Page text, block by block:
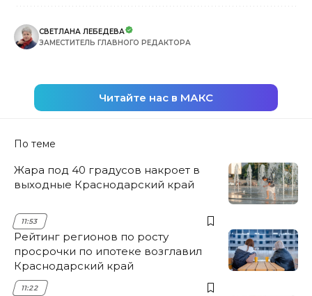
СВЕТЛАНА ЛЕБЕДЕВА
ЗАМЕСТИТЕЛЬ ГЛАВНОГО РЕДАКТОРА
Читайте нас в МАКС
По теме
Жара под 40 градусов накроет в
выходные Краснодарский край
11:53
Рейтинг регионов по росту
просрочки по ипотеке возглавил
Краснодарский край
11:22